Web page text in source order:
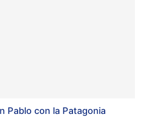
Pablo con la Patagonia